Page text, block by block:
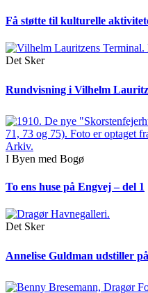
Få støtte til kulturelle
Det Sker
Rundvisning i Vilhelm
I Byen med Bogø
To ens huse på Engvej – del 1
Det Sker
Annelise Guldman udstiller